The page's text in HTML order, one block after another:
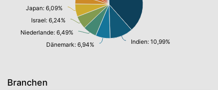
Indien: 10,99%
Dänemark: 6,94%
Niederlande: 6,49%
Israel: 6,24%
Japan: 6,09%
Branchen